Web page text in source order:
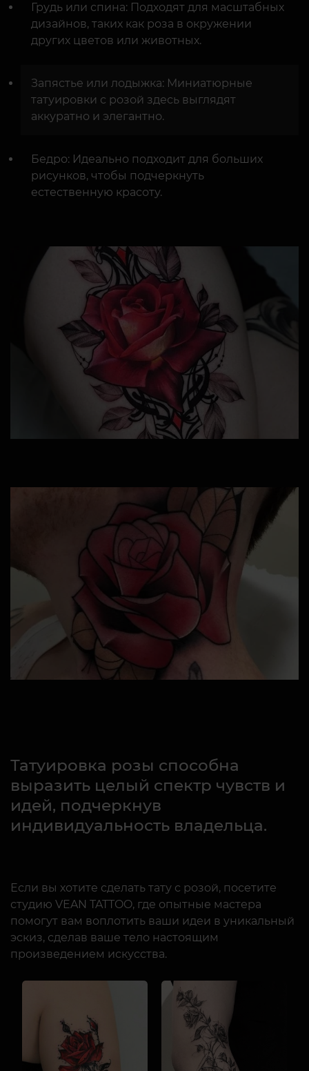
Грудь или спина: Подходят для масштабных
дизайнов, таких как роза в окружении
других цветов или животных.
Запястье или лодыжка: Миниатюрные
татуировки с розой здесь выглядят
аккуратно и элегантно.
Бедро: Идеально подходит для больших
рисунков, чтобы подчеркнуть
естественную красоту.
Татуировка розы способна
выразить целый спектр чувств и
идей, подчеркнув
индивидуальность владельца.
Если вы хотите сделать тату с розой, посетите
студию VEAN TATTOO, где опытные мастера
помогут вам воплотить ваши идеи в уникальный
эскиз, сделав ваше тело настоящим
произведением искусства.